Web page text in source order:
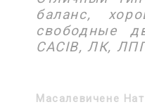
баланс,
свободные
CACIB, ЛК,
Масалевичене